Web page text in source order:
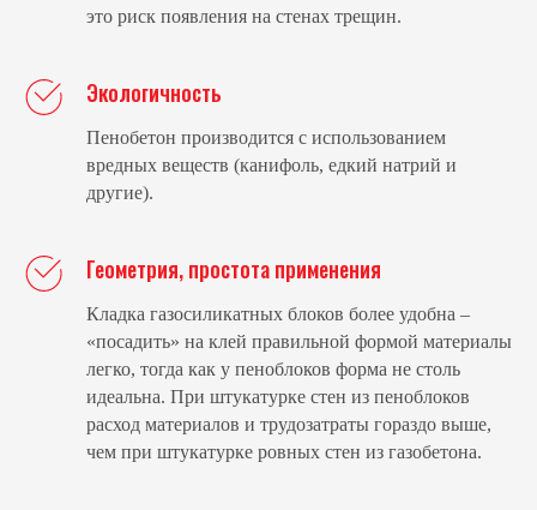
это риск появления на стенах трещин.
Экологичность
Пенобетон производится с использованием
вредных веществ (канифоль, едкий натрий и
другие).
Геометрия, простота применения
Кладка газосиликатных блоков более удобна –
«посадить» на клей правильной формой материалы
легко, тогда как у пеноблоков форма не столь
идеальна. При штукатурке стен из пеноблоков
расход материалов и трудозатраты гораздо выше,
чем при штукатурке ровных стен из газобетона.